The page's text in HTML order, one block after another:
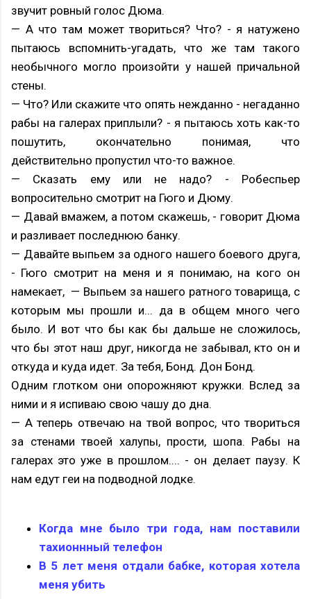
звучит ровный голос Дюма.
— А что там может твориться? Что? - я натужено
пытаюсь вспомнить-угадать, что же там такого
необычного могло произойти у нашей причальной
стены.
— Что? Или скажите что опять нежданно - негаданно
рабы на галерах приплыли? - я пытаюсь хоть как-то
пошутить, окончательно понимая, что
действительно пропустил что-то важное.
— Сказать ему или не надо? - Робеспьер
вопросительно смотрит на Гюго и Дюму.
— Давай вмажем, а потом скажешь, - говорит Дюма
и разливает последнюю банку.
— Давайте выпьем за одного нашего боевого друга,
- Гюго смотрит на меня и я понимаю, на кого он
намекает, — Выпьем за нашего ратного товарища, с
которым мы прошли и... да в общем много чего
было. И вот что бы как бы дальше не сложилось,
что бы этот наш друг, никогда не забывал, кто он и
откуда и куда идет. За тебя, Бонд. Дон Бонд.
Одним глотком они опорожняют кружки. Вслед за
ними и я испиваю свою чашу до дна.
— А теперь отвечаю на твой вопрос, что твориться
за стенами твоей халупы, прости, шопа. Рабы на
галерах это уже в прошлом.... - он делает паузу. К
нам едут геи на подводной лодке.
Когда мне было три года, нам поставили
тахионнный телефон
В 5 лет меня отдали бабке, которая хотела
меня убить